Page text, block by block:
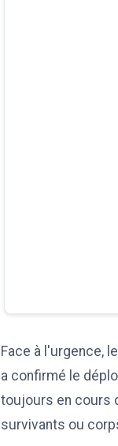
Face à l'urgence,
a confirmé le
toujours en cours
survivants ou